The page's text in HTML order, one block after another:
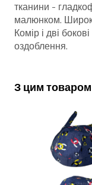
тканини -
малюнком.
Комір і дві
оздоблення.
З цим